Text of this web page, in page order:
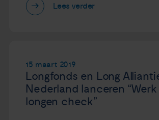
Lees verder
15 maart 2019
Longfonds en Long
Nederland lanceren “Werk
longen check”